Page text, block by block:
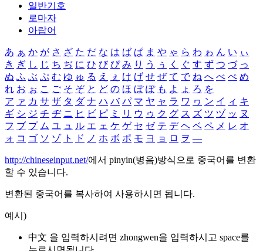
일반기호
로마자
아랍어
あ ぁ か が さ ざ た だ な は ば ぱ ま や ゃ ら わ ゎ ん い ぃ
き ぎ し じ ち ぢ に ひ び ぴ み り う ぅ く ぐ す ず つ づ っ
ぬ ふ ぶ ぷ む ゆ ゅ る え ぇ け げ せ ぜ て で ね へ べ ぺ め
れ お ぉ こ ご そ ぞ と ど の ほ ぼ ぽ も よ ょ ろ を
ア ァ カ サ ザ タ ダ ナ ハ バ パ マ ヤ ャ ラ ワ ヮ ン イ ィ キ
ギ シ ジ チ ヂ ニ ヒ ビ ピ ミ リ ウ ゥ ク グ ス ズ ツ ヅ ッ ヌ
フ ブ プ ム ユ ュ ル エ ェ ケ ゲ セ ゼ テ デ ヘ ベ ペ メ レ オ
ォ コ ゴ ソ ゾ ト ド ノ ホ ボ ポ モ ヨ ョ ロ ヲ ―
http://chineseinput.net/에서 pinyin(병음)방식으로 중국어를 변환
할 수 있습니다.
변환된 중국어를 복사하여 사용하시면 됩니다.
예시)
中文 을 입력하시려면 zhongwen을 입력하시고 space를